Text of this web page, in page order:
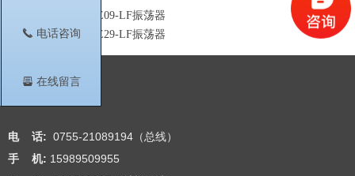
끅 电话咨询
뀣 在线留言
V950ME09-LF振荡器
后一个： V940ME29-LF振荡器
电 话: 0755-21089194（总线）
手 机: 15989509955